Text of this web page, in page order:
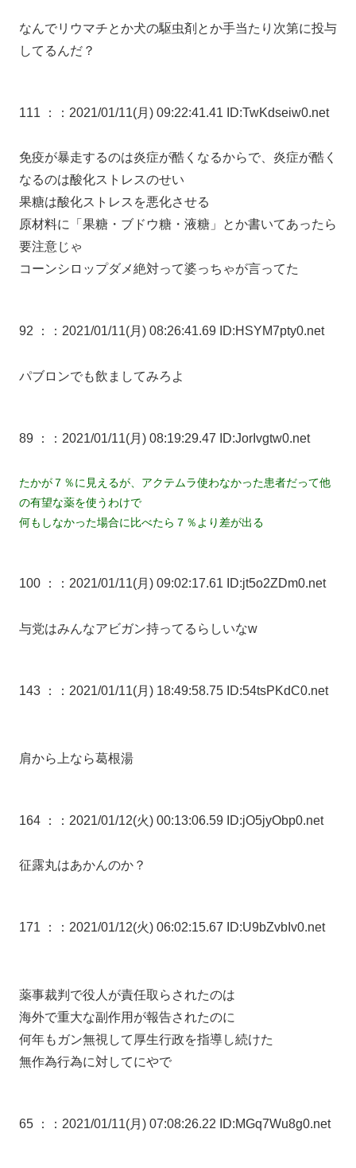
なんでリウマチとか犬の駆虫剤とか手当たり次第に投与
してるんだ？
111 ： ：2021/01/11(月) 09:22:41.41 ID:TwKdseiw0.net
免疫が暴走するのは炎症が酷くなるからで、炎症が酷く
なるのは酸化ストレスのせい
果糖は酸化ストレスを悪化させる
原材料に「果糖・ブドウ糖・液糖」とか書いてあったら
要注意じゃ
コーンシロップダメ絶対って婆っちゃが言ってた
92 ： ：2021/01/11(月) 08:26:41.69 ID:HSYM7pty0.net
パブロンでも飲ましてみろよ
89 ： ：2021/01/11(月) 08:19:29.47 ID:JorIvgtw0.net
たかが７％に見えるが、アクテムラ使わなかった患者だって他
の有望な薬を使うわけで
何もしなかった場合に比べたら７％より差が出る
100 ： ：2021/01/11(月) 09:02:17.61 ID:jt5o2ZDm0.net
与党はみんなアビガン持ってるらしいなw
143 ： ：2021/01/11(月) 18:49:58.75 ID:54tsPKdC0.net
肩から上なら葛根湯
164 ： ：2021/01/12(火) 00:13:06.59 ID:jO5jyObp0.net
征露丸はあかんのか？
171 ： ：2021/01/12(火) 06:02:15.67 ID:U9bZvbIv0.net
薬事裁判で役人が責任取らされたのは
海外で重大な副作用が報告されたのに
何年もガン無視して厚生行政を指導し続けた
無作為行為に対してにやで
65 ： ：2021/01/11(月) 07:08:26.22 ID:MGq7Wu8g0.net